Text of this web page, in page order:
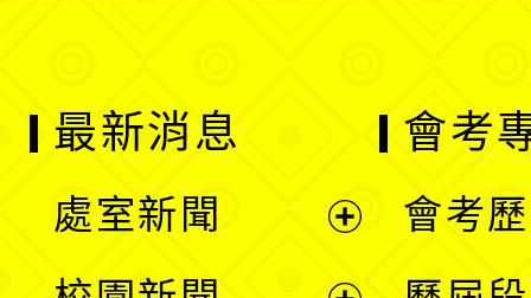
最新消息
處室新聞
會考
會考